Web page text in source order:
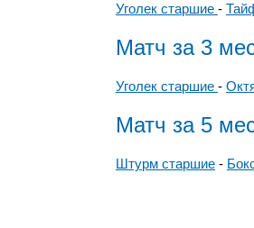
Уголек старшие -
Матч за 3
Уголек старшие -
Матч за 5
Штурм старшие -